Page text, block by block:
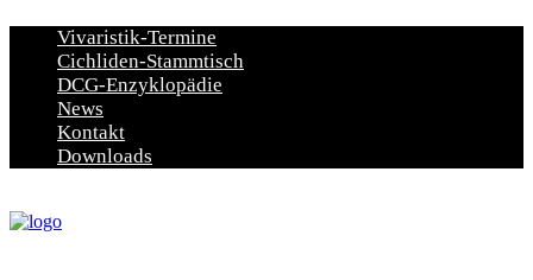
Vivaristik-Termine
Cichliden-Stammtisch
DCG-Enzyklopädie
News
Kontakt
Downloads